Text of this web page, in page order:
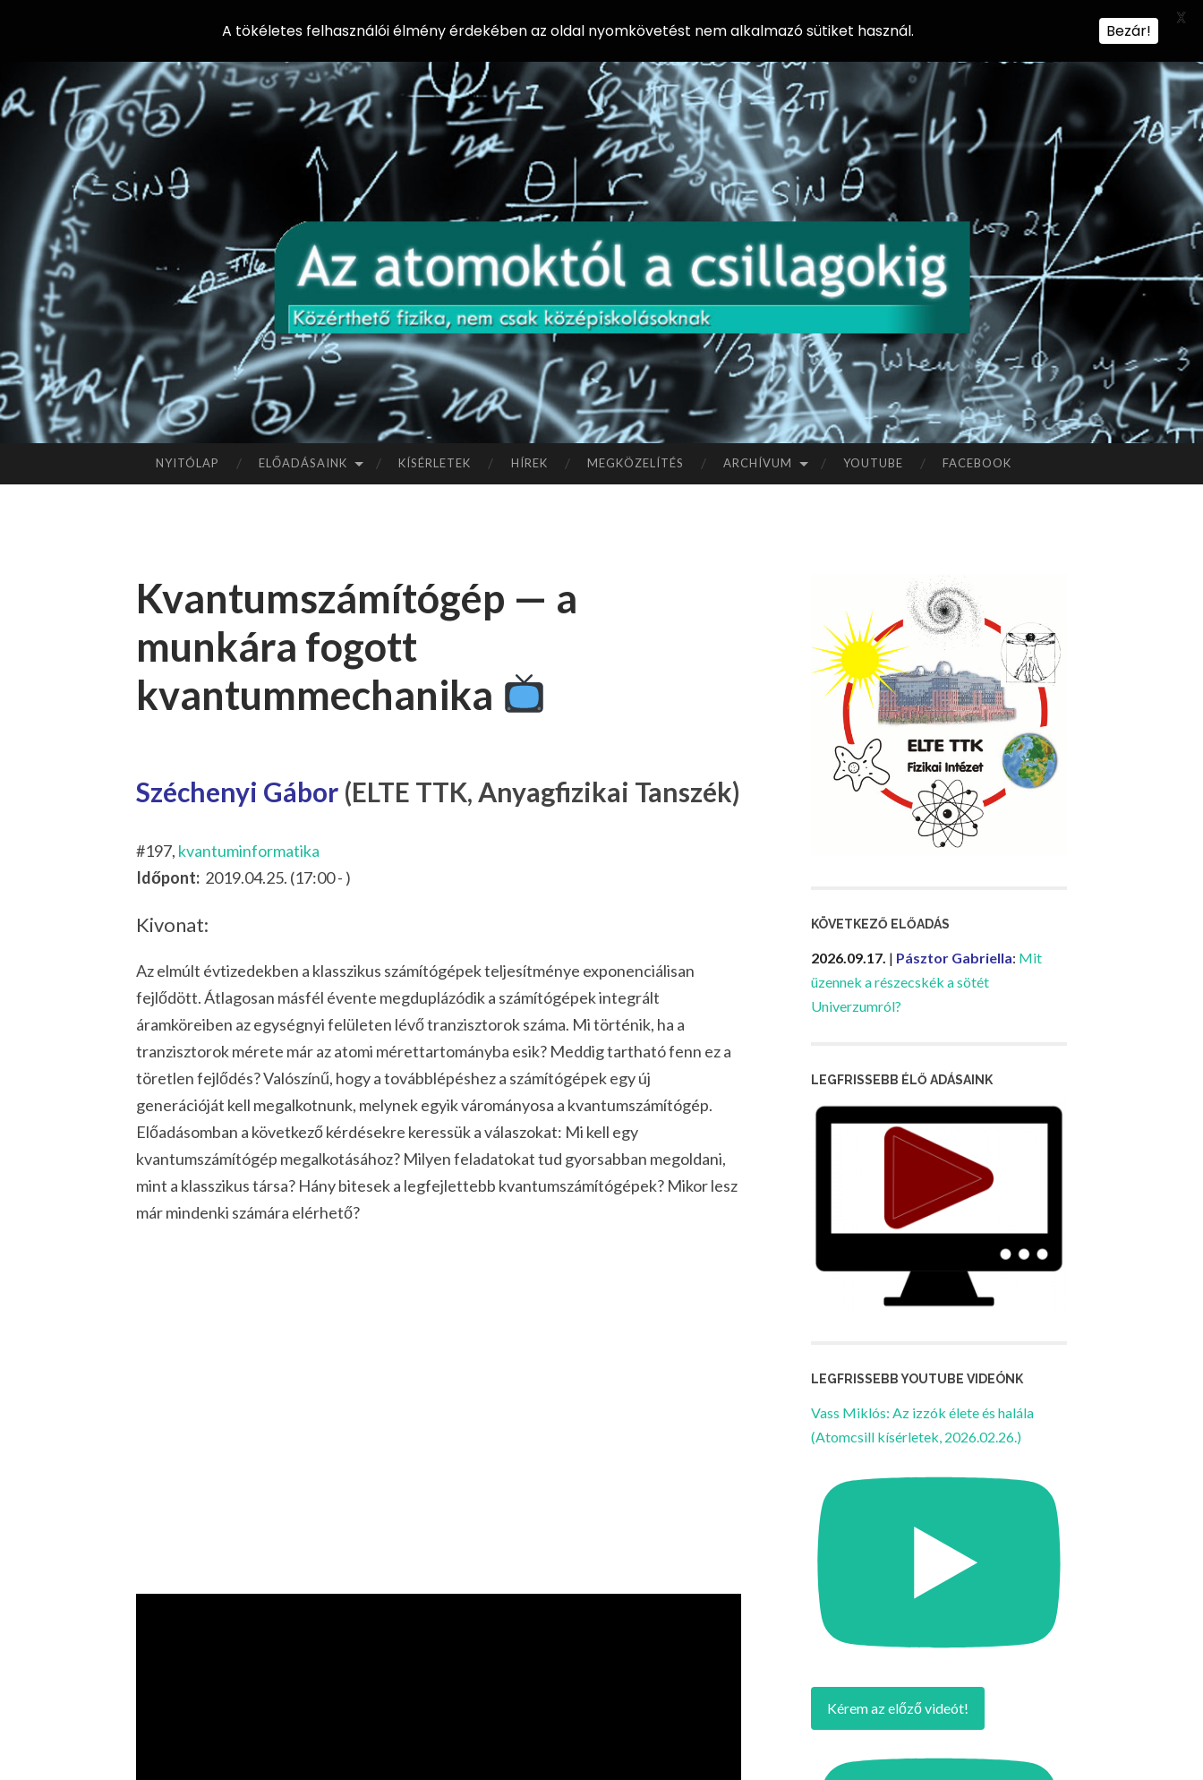
AZ
AT
OM
OK
TÓ
L A
Előadássorozat
középiskolásoknak
az ELTE
Természettudományi
Kar Fizikai
Intézetében
A
NYITÓLAP ELŐADÁSAINK KÍSÉRLETEK HÍREK MEGKÖZELÍTÉS ARCHÍVUM YOUTUBE FACEBOOK
Kvantumszámítógép — a
munkára fogott
kvantummechanika
Széchenyi Gábor (ELTE TTK, Anyagfizikai Tanszék)
#197, kvantuminformatika
Időpont: 2019.04.25. (17:00 - )
Kivonat:
Az elmúlt évtizedekben a klasszikus számítógépek teljesítménye exponenciálisan
fejlődött. Átlagosan másfél évente megduplázódik a számítógépek integrált
áramköreiben az egységnyi felületen lévő tranzisztorok száma. Mi történik, ha a
tranzisztorok mérete már az atomi mérettartományba esik? Meddig tartható fenn ez a
töretlen fejlődés? Valószínű, hogy a továbblépéshez a számítógépek egy új
generációját kell megalkotnunk, melynek egyik várományosa a kvantumszámítógép.
Előadásomban a következő kérdésekre keressük a válaszokat: Mi kell egy
kvantumszámítógép megalkotásához? Milyen feladatokat tud gyorsabban megoldani,
mint a klasszikus társa? Hány bitesek a legfejlettebb kvantumszámítógépek? Mikor lesz
már mindenki számára elérhető?
KÖVETKEZŐ ELŐADÁS
2026.09.17. | Pásztor Gabriella: Mit
üzennek a részecskék a sötét
Univerzumról?
LEGFRISSEBB ÉLŐ ADÁSAINK
LEGFRISSEBB YOUTUBE VIDEÓNK
Vass Miklós: Az izzók élete és halála
(Atomcsill kísérletek, 2026.02.26.)
Kérem az előző videót!
A tökéletes felhasználói élmény érdekében az oldal nyomkövetést nem alkalmazó sütiket használ. Bezár!
X